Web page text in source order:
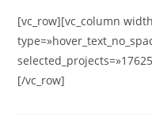
[vc_row][vc_column
[/vc_row]